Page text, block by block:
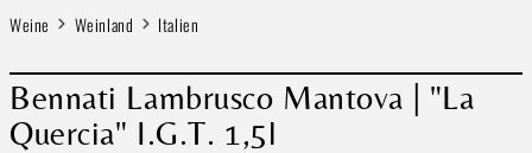
Weine
Weinland Italien
Bennati Lambrusco Mantova | "La
Quercia" I.G.T. 1,5l